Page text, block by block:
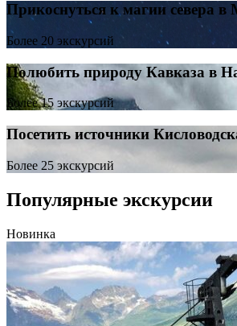
Прикоснуться к магии севера в
Более 20 экскурсий
Полюбить природу Кавказа в
Более 15 экскурсий
Посетить источники
Более 25 экскурсий
Популярные экскурсии
Новинка